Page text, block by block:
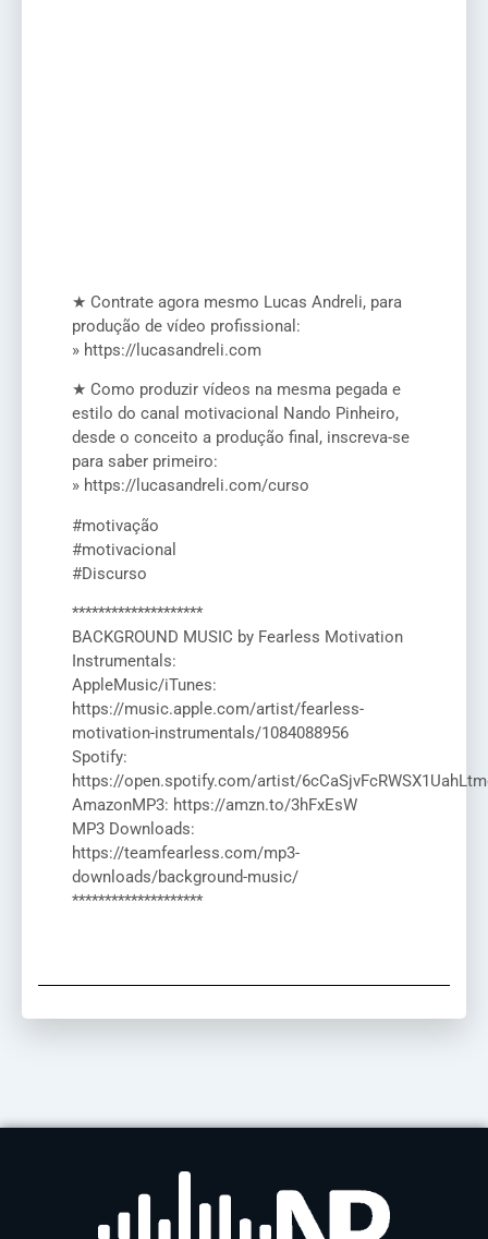
★ Contrate agora mesmo Lucas Andreli, para
produção de vídeo profissional:
» https://lucasandreli.com
★ Como produzir vídeos na mesma pegada e
estilo do canal motivacional Nando Pinheiro,
desde o conceito a produção final, inscreva-se
para saber primeiro:
» https://lucasandreli.com/curso
#motivação
#motivacional
#Discurso
********************
BACKGROUND MUSIC by Fearless Motivation
Instrumentals:
AppleMusic/iTunes:
https://music.apple.com/artist/fearless-
motivation-instrumentals/1084088956
Spotify:
https://open.spotify.com/artist/
AmazonMP3: https://amzn.to/3hFxEsW
MP3 Downloads:
https://teamfearless.com/mp3-
downloads/background-music/
********************